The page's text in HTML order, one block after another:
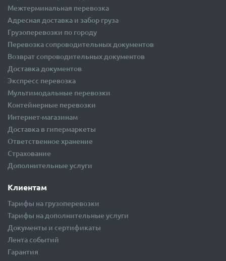
Услуги
Перевозка сборных грузов
Межтерминальная перевозка
Адресная доставка и забор груза
Грузоперевозки по городу
Перевозка сопроводительных документов
Возврат сопроводительных документов
Доставка документов
Экспресс перевозка
Мультимодальные перевозки
Контейнерные перевозки
Интернет-магазинам
Доставка в гипермаркеты
Ответственное хранение
Дополнительные услуги
Клиентам
Тарифы на грузоперевозки
Тарифы на дополнительные услуги
Документы и сертификаты